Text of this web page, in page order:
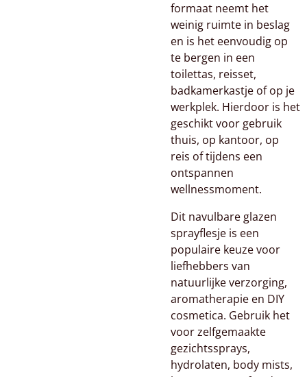
formaat neemt het
weinig ruimte in beslag
en is het eenvoudig op
te bergen in een
toilettas, reisset,
badkamerkastje of op je
werkplek. Hierdoor is het
geschikt voor gebruik
thuis, op kantoor, op
reis of tijdens een
ontspannen
wellnessmoment.
Dit navulbare glazen
sprayflesje is een
populaire keuze voor
liefhebbers van
natuurlijke verzorging,
aromatherapie en DIY
cosmetica. Gebruik het
voor zelfgemaakte
gezichtssprays,
hydrolaten, body mists,